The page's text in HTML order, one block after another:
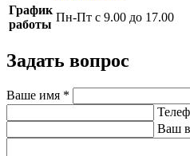
График
работы
Пн-Пт с 9.00 до 17.00
Задать вопрос
Ваше имя *
Ваш